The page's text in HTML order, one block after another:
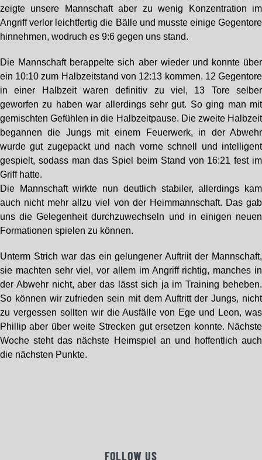
zeigte unsere Mannschaft aber zu wenig Konzentration im
Angriff verlor leichtfertig die Bälle und musste einige Gegentore
hinnehmen, wodruch es 9:6 gegen uns stand.
Die Mannschaft berappelte sich aber wieder und konnte über
ein 10:10 zum Halbzeitstand von 12:13 kommen. 12 Gegentore
in einer Halbzeit waren definitiv zu viel, 13 Tore selber
geworfen zu haben war allerdings sehr gut. So ging man mit
gemischten Gefühlen in die Halbzeitpause. Die zweite Halbzeit
begannen die Jungs mit einem Feuerwerk, in der Abwehr
wurde gut zugepackt und nach vorne schnell und intelligent
gespielt, sodass man das Spiel beim Stand von 16:21 fest im
Griff hatte.
Die Mannschaft wirkte nun deutlich stabiler, allerdings kam
auch nicht mehr allzu viel von der Heimmannschaft. Das gab
uns die Gelegenheit durchzuwechseln und in einigen neuen
Formationen spielen zu können.
Unterm Strich war das ein gelungener Auftriit der Mannschaft,
sie machten sehr viel, vor allem im Angriff richtig, manches in
der Abwehr nicht, aber das lässt sich ja im Training beheben.
So können wir zufrieden sein mit dem Auftritt der Jungs, nicht
zu vergessen sollten wir die Ausfälle von Ege und Leon, was
Phillip aber über weite Strecken gut ersetzen konnte. Nächste
Woche steht das nächste Heimspiel an und hoffentlich auch
die nächsten Punkte.
FOLLOW US